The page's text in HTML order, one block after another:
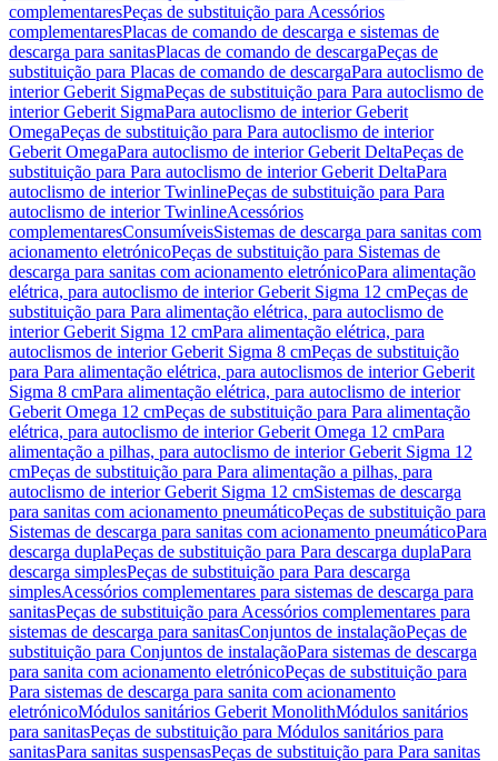
complementaresPeças de substituição para Acessórios
complementaresPlacas de comando de descarga e sistemas de
descarga para sanitasPlacas de comando de descargaPeças de
substituição para Placas de comando de descargaPara autoclismo de
interior Geberit SigmaPeças de substituição para Para autoclismo de
interior Geberit SigmaPara autoclismo de interior Geberit
OmegaPeças de substituição para Para autoclismo de interior
Geberit OmegaPara autoclismo de interior Geberit DeltaPeças de
substituição para Para autoclismo de interior Geberit DeltaPara
autoclismo de interior TwinlinePeças de substituição para Para
autoclismo de interior TwinlineAcessórios
complementaresConsumíveisSistemas de descarga para sanitas com
acionamento eletrónicoPeças de substituição para Sistemas de
descarga para sanitas com acionamento eletrónicoPara alimentação
elétrica, para autoclismo de interior Geberit Sigma 12 cmPeças de
substituição para Para alimentação elétrica, para autoclismo de
interior Geberit Sigma 12 cmPara alimentação elétrica, para
autoclismos de interior Geberit Sigma 8 cmPeças de substituição
para Para alimentação elétrica, para autoclismos de interior Geberit
Sigma 8 cmPara alimentação elétrica, para autoclismo de interior
Geberit Omega 12 cmPeças de substituição para Para alimentação
elétrica, para autoclismo de interior Geberit Omega 12 cmPara
alimentação a pilhas, para autoclismo de interior Geberit Sigma 12
cmPeças de substituição para Para alimentação a pilhas, para
autoclismo de interior Geberit Sigma 12 cmSistemas de descarga
para sanitas com acionamento pneumáticoPeças de substituição para
Sistemas de descarga para sanitas com acionamento pneumáticoPara
descarga duplaPeças de substituição para Para descarga duplaPara
descarga simplesPeças de substituição para Para descarga
simplesAcessórios complementares para sistemas de descarga para
sanitasPeças de substituição para Acessórios complementares para
sistemas de descarga para sanitasConjuntos de instalaçãoPeças de
substituição para Conjuntos de instalaçãoPara sistemas de descarga
para sanita com acionamento eletrónicoPeças de substituição para
Para sistemas de descarga para sanita com acionamento
eletrónicoMódulos sanitários Geberit MonolithMódulos sanitários
para sanitasPeças de substituição para Módulos sanitários para
sanitasPara sanitas suspensasPeças de substituição para Para sanitas